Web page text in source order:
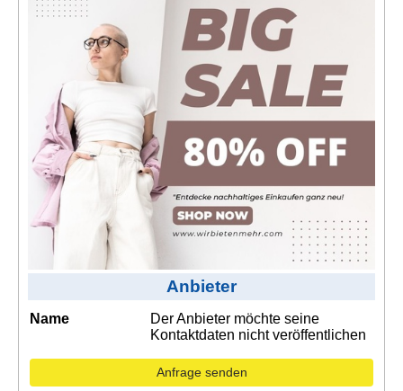
Kontakt
AGB, Nutzungsbedingungen
Impressum
Anbieter
Name
Der Anbieter möchte seine
Kontaktdaten nicht veröffentlichen
Anfrage senden